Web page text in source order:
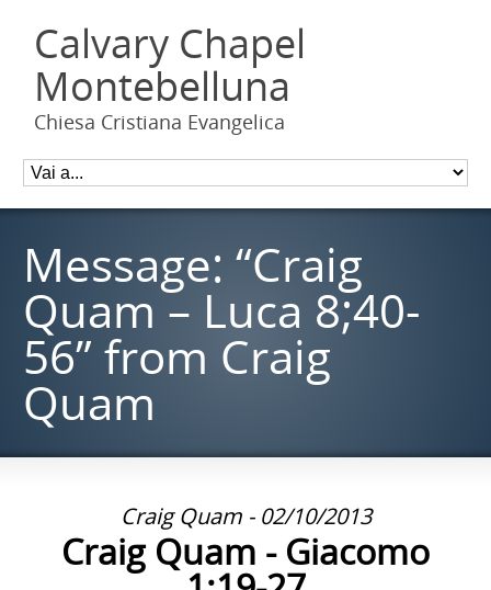
Calvary Chapel
Montebelluna
Chiesa Cristiana Evangelica
Message: “Craig
Quam – Luca 8;40-
56” from Craig
Quam
Craig Quam - 02/10/2013
Craig Quam - Giacomo